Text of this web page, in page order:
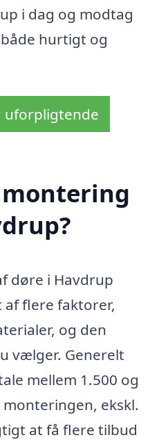
i dag og modtag
hurtigt og
uforpligtende
døre i Havdrup
flere faktorer,
og den
vælger. Generelt
mellem 1.500 og
ekskl.
at få flere tilbud